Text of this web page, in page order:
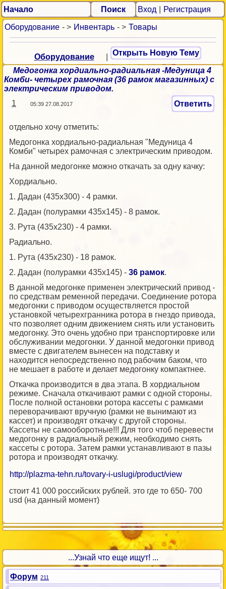
Начало Поиск Вход Регистрация
Оборудование - > Инвентарь - > Товары
Оборудование Открыть Новую Тему
Медогонка хордиально-радиальная -Медуница 4
Комби- четырех рамочная (36 рамок магазинных) с
электрическим приводом.
1
05:39 27.08.2017 Ответить
отдельно хочу отметить:
Медогонка хордиально-радиальная "Медуница 4
Комби" четырех рамочная с электрическим приводом.
На данной медогонке можно откачать за одну качку:
Хордиально.
1. Дадан (435х300) - 4 рамки.
2. Дадан (полурамки 435х145) - 8 рамок.
3. Рута (435х230) - 4 рамки.
Радиально.
1. Рута (435х230) - 18 рамок.
2. Дадан (полурамки 435х145) - 36 рамок.
В данной медогонке применен электрический привод -
по средствам ременной передачи. Соединение ротора
медогонки с приводом осуществляется простой
установкой четырехгранника ротора в гнездо привода,
что позволяет одним движением снять или установить
медогонку. Это очень удобно при транспортировке или
обслуживании медогонки. У данной медогонки привод
вместе с двигателем вынесен на подставку и
находится непосредственно под рабочим баком, что
не мешает в работе и делает медогонку компактнее.
Откачка производится в два этапа. В хордиальном
режиме. Сначала откачивают рамки с одной стороны.
После полной остановки ротора кассеты с рамками
переворачивают вручную (рамки не вынимают из
кассет) и производят откачку с другой стороны.
Кассеты не самооборотные!!! Для того чтоб перевести
медогонку в радиальный режим, необходимо снять
кассеты с ротора. Затем рамки устанавливают в пазы
ротора и производят откачку.
http://plazma-tehn.ru/tovary-i-uslugi/product/view
стоит 41 000 российских рублей. это где то 650- 700
usd (на данный момент)
...Узнай что еще ищут! ...
Форум 211